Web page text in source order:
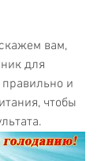
вам,
для
правильно и
чтобы